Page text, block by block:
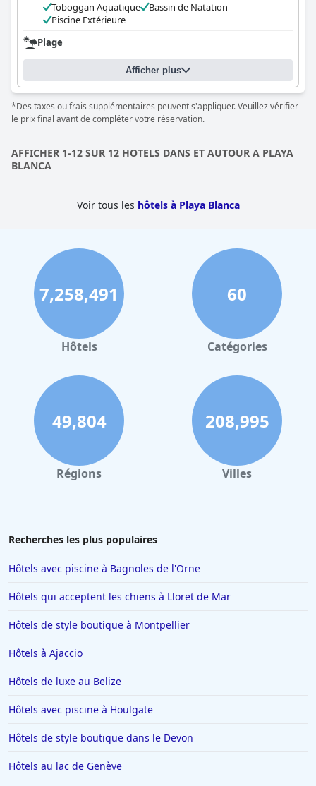
Toboggan Aquatique
Bassin de Natation
Piscine Extérieure
Plage
Afficher plus
*Des taxes ou frais supplémentaires peuvent s'appliquer. Veuillez vérifier
le prix final avant de compléter votre réservation.
AFFICHER 1-12 SUR 12 HOTELS DANS ET AUTOUR A PLAYA
BLANCA
Voir tous les hôtels à Playa Blanca
7,258,491
Hôtels
60
Catégories
49,804
Régions
208,995
Villes
Recherches les plus populaires
Hôtels avec piscine à Bagnoles de l'Orne
Hôtels qui acceptent les chiens à Lloret de Mar
Hôtels de style boutique à Montpellier
Hôtels à Ajaccio
Hôtels de luxe au Belize
Hôtels avec piscine à Houlgate
Hôtels de style boutique dans le Devon
Hôtels au lac de Genève